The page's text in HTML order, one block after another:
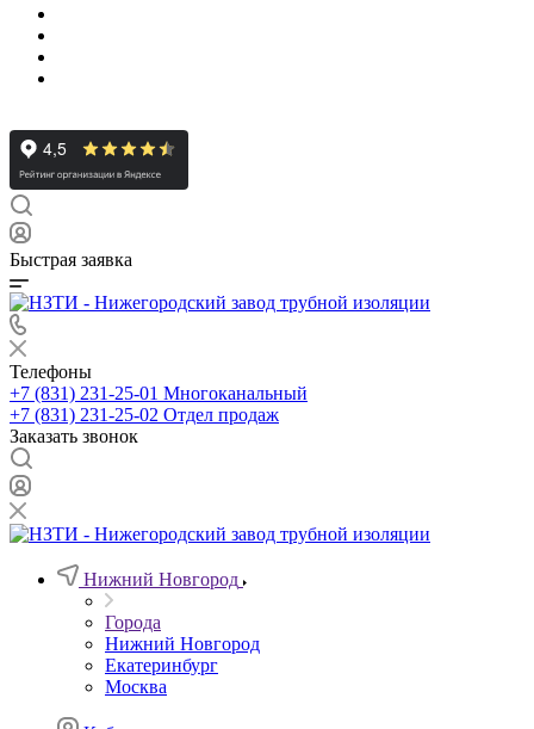
Быстрая заявка
Телефоны
+7 (831) 231-25-01 Многоканальный
+7 (831) 231-25-02 Отдел продаж
Заказать звонок
Нижний Новгород
Города
Нижний Новгород
Екатеринбург
Москва